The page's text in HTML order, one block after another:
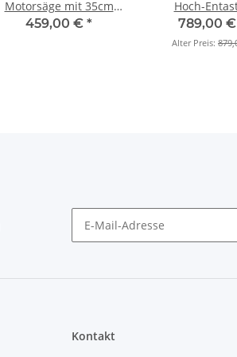
Motorsäge mit 35cm
(Grundgerät)
459,00 € *
Hoch-
789,00 €
Alter Preis:
Kontakt